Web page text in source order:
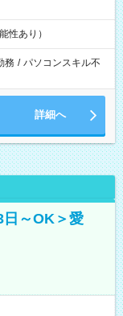
性あり）
務 / パソコンスキル不
詳細へ
日～OK＞愛